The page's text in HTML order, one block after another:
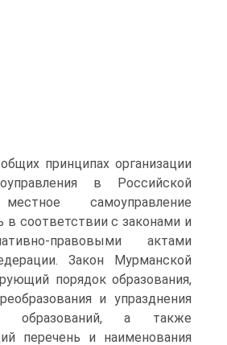
принципах организации
в Российской
самоуправление
в соответствии с законами и
правовыми актами
Закон Мурманской
порядок образования,
и упразднения
образований, а также
перечень и наименования